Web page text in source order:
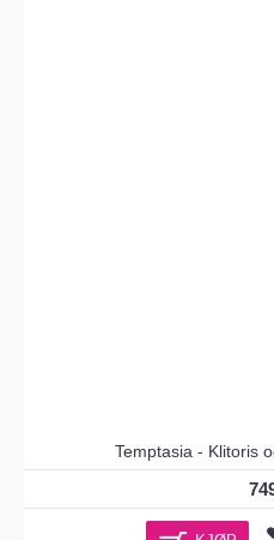
Temptasia - Klitoris